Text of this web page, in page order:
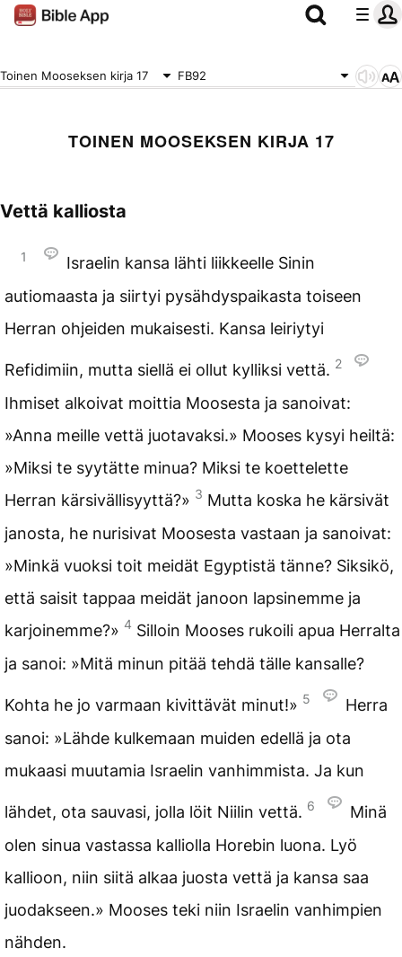
Toinen Mooseksen kirja 17 FB92
TOINEN MOOSEKSEN KIRJA 17
Vettä kalliosta
1
Israelin kansa lähti liikkeelle Sinin
autiomaasta ja siirtyi pysähdyspaikasta toiseen
Herran ohjeiden mukaisesti. Kansa leiriytyi
Refidimiin, mutta siellä ei ollut kylliksi vettä. 2
Ihmiset alkoivat moittia Moosesta ja sanoivat:
»Anna meille vettä juotavaksi.» Mooses kysyi heiltä:
»Miksi te syytätte minua? Miksi te koettelette
Herran kärsivällisyyttä?» 3 Mutta koska he kärsivät
janosta, he nurisivat Moosesta vastaan ja sanoivat:
»Minkä vuoksi toit meidät Egyptistä tänne? Siksikö,
että saisit tappaa meidät janoon lapsinemme ja
karjoinemme?» 4 Silloin Mooses rukoili apua Herralta
ja sanoi: »Mitä minun pitää tehdä tälle kansalle?
Kohta he jo varmaan kivittävät minut!» 5
Herra
sanoi: »Lähde kulkemaan muiden edellä ja ota
mukaasi muutamia Israelin vanhimmista. Ja kun
lähdet, ota sauvasi, jolla löit Niilin vettä. 6
Minä
olen sinua vastassa kalliolla Horebin luona. Lyö
kallioon, niin siitä alkaa juosta vettä ja kansa saa
juodakseen.» Mooses teki niin Israelin vanhimpien
nähden.